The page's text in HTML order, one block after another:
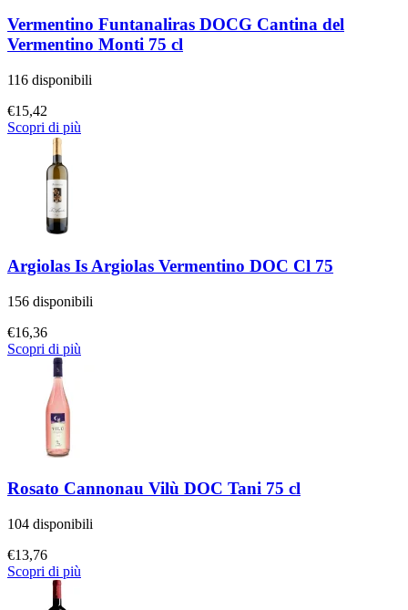
Vermentino Funtanaliras DOCG Cantina del
Vermentino Monti 75 cl
116 disponibili
€15,42
Scopri di più
Argiolas Is Argiolas Vermentino DOC Cl 75
156 disponibili
€16,36
Scopri di più
Rosato Cannonau Vilù DOC Tani 75 cl
104 disponibili
€13,76
Scopri di più